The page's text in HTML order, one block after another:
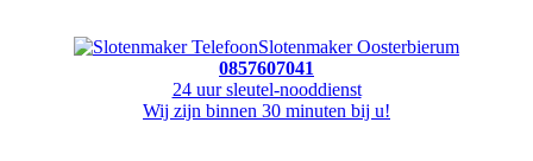
Slotenmaker Oosterbierum
0857607041
24 uur sleutel-nooddienst
Wij zijn binnen 30 minuten bij u!